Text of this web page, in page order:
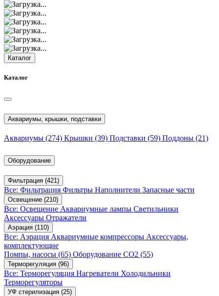
Каталог
Каталог
Аквариумы, крышки, подставки
Аквариумы (274) Крышки (39) Подставки (59) Поддоны (21)
Оборудование
Фильтрация (421)
Все: Фильтрация Фильтры Наполнители Запасные части
Освещение (210)
Все: Освещение Аквариумные лампы Светильники
Аксессуары Отражатели
Аэрация (110)
Все: Аэрация Аквариумные компрессоры Аксессуары,
комплектующие
Помпы, насосы (65) Оборудование CO2 (55)
Терморегуляция (96)
Все: Терморегуляция Нагреватели Холодильники
Терморегуляторы
УФ стерилизация (25)